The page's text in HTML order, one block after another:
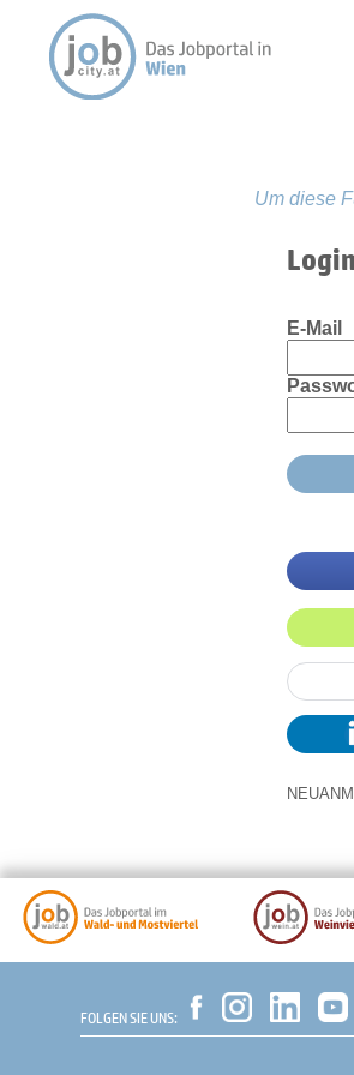
Um diese
Login
E-Mail
FOLGEN SIE UNS: